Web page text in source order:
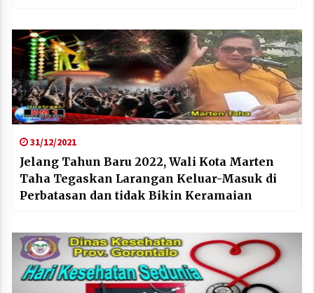
31/12/2021
Jelang Tahun Baru 2022, Wali Kota Marten
Taha Tegaskan Larangan Keluar-Masuk di
Perbatasan dan tidak Bikin Keramaian